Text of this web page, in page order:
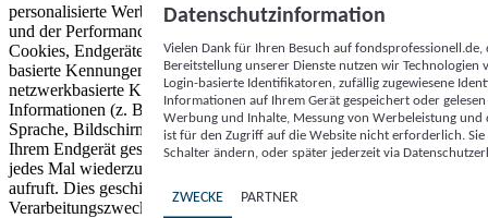
personalisierte Werbung und Inhalte, Messung von Werbeleistung
und der Performance von Inhalten sowie Zielgruppenforschung.
Cookies, Endgeräte- oder ähnliche Online-Kennungen (z. B. login-
basierte Kennungen, zufällig generierte Kennungen,
netzwerkbasierte Kennungen) können zusammen mit anderen
Informationen (z. B. Browsertyp und Browserinformationen,
Sprache, Bildschirmgröße, unterstützte Technologien usw.) auf
Ihrem Endgerät gespeichert oder von dort ausgelesen werden, um es
jedes Mal wiederzuerkennen, wenn es eine App oder einer Webseite
aufruft. Dies geschieht für einen oder mehrere der hier aufgeführten
Verarbeitungszwecke.
Datenschutzinformation
Vielen Dank für Ihren Besuch auf
Bereitstellung unserer Dienste nutzen wir Technologien
Login-basierte Identifikatoren, zufällig zugewiesene
Informationen auf Ihrem Gerät gespeichert oder
Werbung und Inhalte, Messung von Werbeleistung
ist für den Zugriff auf die Website nicht erforderlich.
Schalter ändern, oder später jederzeit via
ZWECKE PARTNER